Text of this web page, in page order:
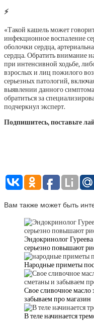
⚡
«Такой кашель может
инфекционное воспаление
оболочки сердца,
сердца. Обратить внимание
при интенсивной ходьбе,
взрослых и лиц пожилого
серьезных патологий,
выявлении данного
обратиться за
подчеркнул эксперт.
Подпишитесь, поставьте
Вам также может быть
Эндокринолог
серьезно повышают
Народные приметы
Свое сливочное масло
забываем про магазин
В теле начинается